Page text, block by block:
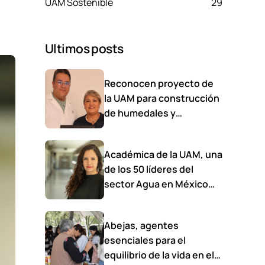
Ultimos posts
Reconocen proyecto de
la UAM para construcción
de humedales y
Académica de la UAM, una
de los 50 líderes del
sector Agua en México
Abejas, agentes
esenciales para el
equilibrio de la vida en el